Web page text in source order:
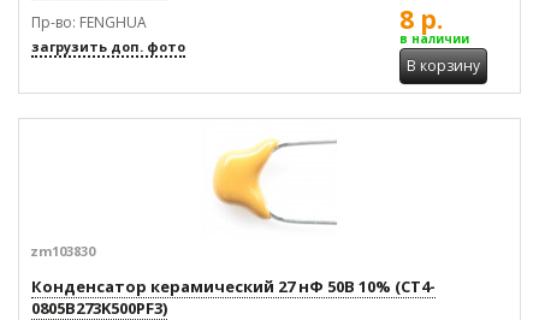
Пр-во: FENGHUA
загрузить доп. фото
8 р.
в наличии
В корзину
zm103830
Конденсатор керамический 27 нФ 50В 10% (CT4-
0805B273K500PF3)